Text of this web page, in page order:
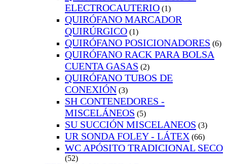
ELECTROCAUTERIO (1)
QUIRÓFANO MARCADOR
QUIRÚRGICO (1)
QUIRÓFANO POSICIONADORES (6)
QUIRÓFANO RACK PARA BOLSA
CUENTA GASAS (2)
QUIRÓFANO TUBOS DE
CONEXIÓN (3)
SH CONTENEDORES -
MISCELÁNEOS (5)
SU SUCCIÓN MISCELANEOS (3)
UR SONDA FOLEY - LÁTEX (66)
WC APÓSITO TRADICIONAL SECO
(52)